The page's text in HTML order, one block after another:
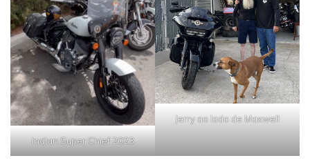
Indian Super Chief 2023
Jerry ao lado de Maxwell